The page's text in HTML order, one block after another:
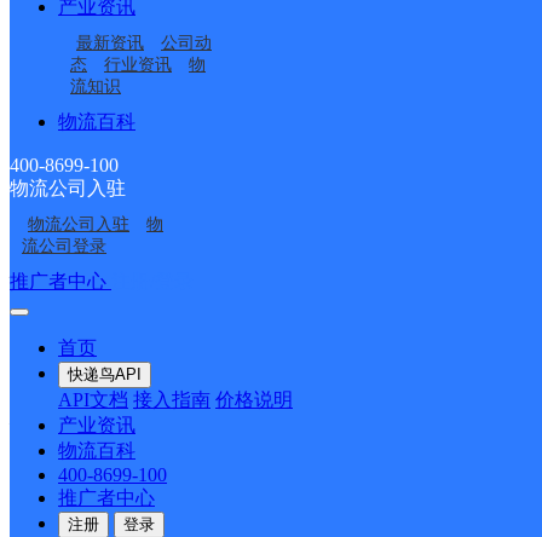
产业资讯
最新资讯
公司动
态
行业资讯
物
流知识
物流百科
400-8699-100
物流公司入驻
物流公司入驻
物
流公司登录
推广者中心
首页
快递鸟API
API文档 接入指南 价格说明
产业资讯
物流百科
400-8699-100
推广者中心
注册 登录
分部
河南林州市公司
河南林州市公司原康镇
分部
河南林州市公司任村镇
分部
河南林州市公司采桑镇
分部
河南林州市公司横水镇
分部
林州市东姚镇合作点
接口API
API接口 DEMO下载
关于我们
公司介绍 企业动态
合作伙伴 快递鸟接口服务协议
户隐私政策